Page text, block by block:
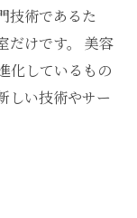
技術であるた
だけです。 美容
化しているもの
しい技術やサー